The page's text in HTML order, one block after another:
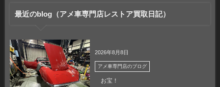
最近のblog（アメ車専門店レストア買取日記）
2026年8月8日
アメ車専門店のブログ
お宝！